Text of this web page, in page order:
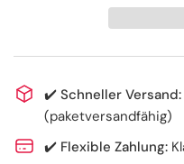
&amp;
selbstanpassend
Paar)
&amp;
Paar)
✔️ Schneller Versand:
(paketversandfähig)
✔️ Flexible Zahlung: